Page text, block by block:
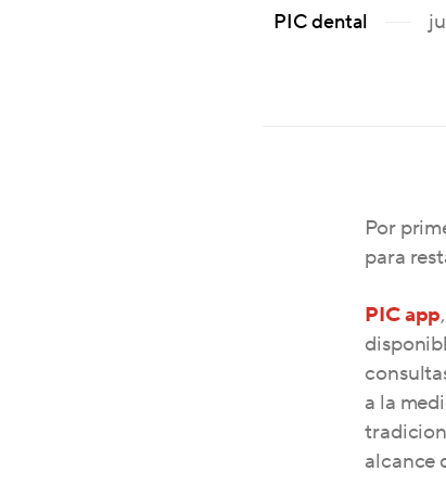
PIC dental
Por
para
PIC app
a la
alcance